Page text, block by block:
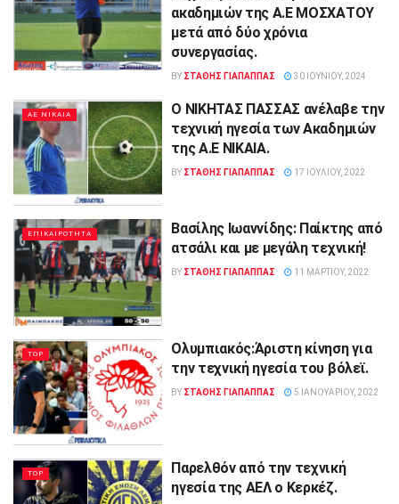
ακαδημιών της Α.Ε ΜΟΣΧΑΤΟΥ
μετά από δύο χρόνια
συνεργασίας.
BY ΣΤΑΘΗΣ ΓΊΑΠΑΠΠΑΣ 30 ΙΟΥΝΊΟΥ, 2024
ΑΕ ΝΙΚΑΙΑ
Ο ΝΙΚΗΤΑΣ ΠΑΣΣΑΣ ανέλαβε την
τεχνική ηγεσία των Ακαδημιών
της Α.Ε ΝΙΚΑΙΑ.
BY ΣΤΑΘΗΣ ΓΊΑΠΑΠΠΑΣ 17 ΙΟΥΛΊΟΥ, 2022
ΕΠΙΚΑΙΡΟΤΗΤΑ
Βασίλης Ιωαννίδης: Παίκτης από
ατσάλι και με μεγάλη τεχνική!
BY ΣΤΑΘΗΣ ΓΊΑΠΑΠΠΑΣ 11 ΜΑΡΤΊΟΥ, 2022
TOP
Ολυμπιακός:Άριστη κίνηση για
την τεχνική ηγεσία του βόλεϊ.
BY ΣΤΑΘΗΣ ΓΊΑΠΑΠΠΑΣ 5 ΙΑΝΟΥΑΡΊΟΥ, 2022
TOP
Παρελθόν από την τεχνική
ηγεσία της ΑΕΛ ο Κερκέζ.